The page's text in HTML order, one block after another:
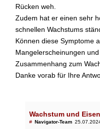
Rücken weh.
Zudem hat er einen sehr
schnellen Wachstums
Können diese Symptome
Mangelerscheinungen
Zusammenhang zum
Danke vorab für Ihre
Wachstum und
# Navigator-Team